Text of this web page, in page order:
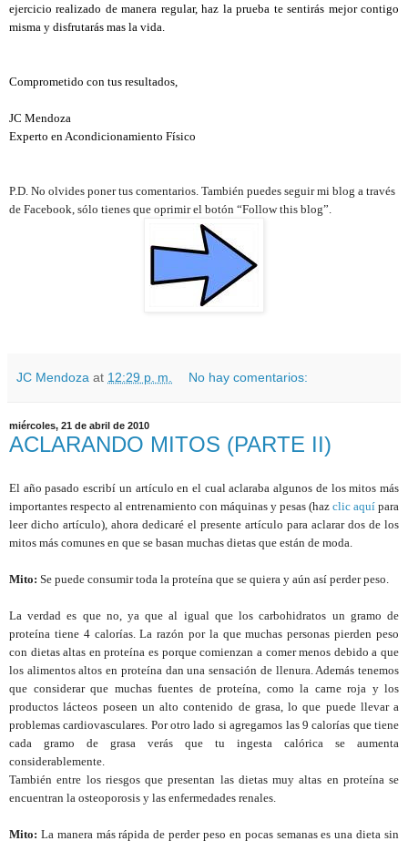
ejercicio realizado de manera regular, haz la prueba te sentirás mejor contigo
misma y disfrutarás mas la vida.
Comprometido con tus resultados,
JC Mendoza
Experto en Acondicionamiento Físico
P.D. No olvides poner tus comentarios. También puedes seguir mi blog a través
de Facebook, sólo tienes que oprimir el botón “Follow this blog”.
JC Mendoza at 12:29 p. m. No hay comentarios:
miércoles, 21 de abril de 2010
ACLARANDO MITOS (PARTE II)
El año pasado escribí un artículo en el cual aclaraba algunos de los mitos más
importantes respecto al entrenamiento con máquinas y pesas (haz clic aquí para
leer dicho artículo), ahora dedicaré el presente artículo para aclarar dos de los
mitos más comunes en que se basan muchas dietas que están de moda.
Mito: Se puede consumir toda la proteína que se quiera y aún así perder peso.
La verdad es que no, ya que al igual que los carbohidratos un gramo de
proteína tiene 4 calorías. La razón por la que muchas personas pierden peso
con dietas altas en proteína es porque comienzan a comer menos debido a que
los alimentos altos en proteína dan una sensación de llenura. Además tenemos
que considerar que muchas fuentes de proteína, como la carne roja y los
productos lácteos poseen un alto contenido de grasa, lo que puede llevar a
problemas cardiovasculares. Por otro lado si agregamos las 9 calorías que tiene
cada gramo de grasa verás que tu ingesta calórica se aumenta
considerablemente.
También entre los riesgos que presentan las dietas muy altas en proteína se
encuentran la osteoporosis y las enfermedades renales.
Mito: La manera más rápida de perder peso en pocas semanas es una dieta sin